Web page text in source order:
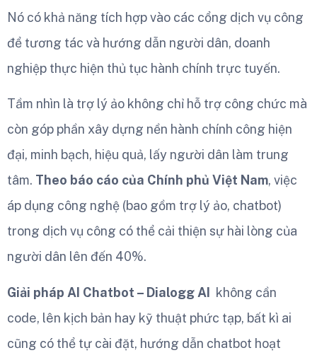
Nó có khả năng tích hợp vào các cổng dịch vụ công
để tương tác và hướng dẫn người dân, doanh
nghiệp thực hiện thủ tục hành chính trực tuyến.
Tầm nhìn là trợ lý ảo không chỉ hỗ trợ công chức mà
còn góp phần xây dựng nền hành chính công hiện
đại, minh bạch, hiệu quả, lấy người dân làm trung
tâm. Theo báo cáo của Chính phủ Việt Nam, việc
áp dụng công nghệ (bao gồm trợ lý ảo, chatbot)
trong dịch vụ công có thể cải thiện sự hài lòng của
người dân lên đến 40%.
Giải pháp AI Chatbot – Dialogg AI không cần
code, lên kịch bản hay kỹ thuật phức tạp, bất kì ai
cũng có thể tự cài đặt, hướng dẫn chatbot hoạt